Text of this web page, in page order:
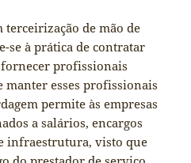
terceirização de mão de
se à prática de contratar
profissionais
manter esses profissionais
permite às empresas
a salários, encargos
infraestrutura, visto que